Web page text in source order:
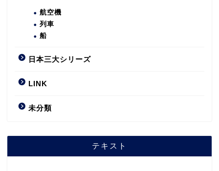
航空機
列車
船
日本三大シリーズ
LINK
未分類
テキスト